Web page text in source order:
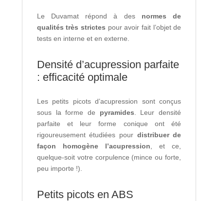
Le Duvamat répond à des normes de
qualités très strictes pour avoir fait l’objet de
tests en interne et en externe.
Densité d’acupression parfaite
: efficacité optimale
Les petits picots d’acupression sont conçus
sous la forme de pyramides . Leur densité
parfaite et leur forme conique ont été
rigoureusement étudiées pour distribuer de
façon homogène l’acupression , et ce,
quelque-soit votre corpulence (mince ou forte,
peu importe !).
Petits picots en ABS